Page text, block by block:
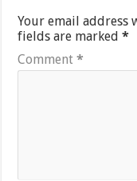
Your email address
fields are marked*
Comment*